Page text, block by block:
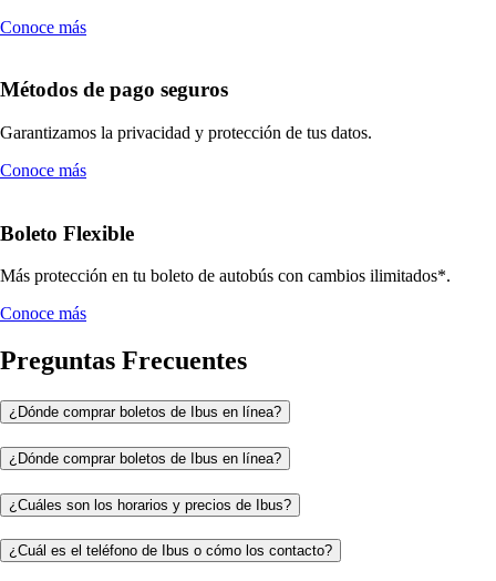
Conoce más
Métodos de pago seguros
Garantizamos la privacidad y protección de tus datos.
Conoce más
Boleto Flexible
Más protección en tu boleto de autobús con cambios ilimitados*.
Conoce más
Preguntas Frecuentes
¿Dónde comprar boletos de Ibus en línea?
¿Dónde comprar boletos de Ibus en línea?
¿Cuáles son los horarios y precios de Ibus?
¿Cuál es el teléfono de Ibus o cómo los contacto?